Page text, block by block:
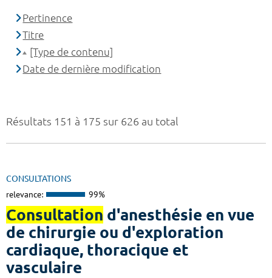
Résultats 151 à 175 sur 626 au total
CONSULTATIONS
relevance: 99%
Consultation d'anesthésie en vue
de chirurgie ou d'exploration
cardiaque, thoracique et
vasculaire
Pertinence
Titre
[Type de contenu]
Date de dernière modification